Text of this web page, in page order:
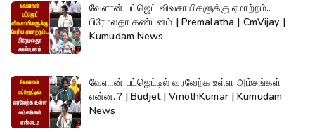
வேளான் பட்ஜெட் விவசாயிகளுக்கு ஏமாற்றம்..
பிரேமலதா கண்டனம் | Premalatha | CmVijay |
Kumudam News
வேளான் பட்ஜெட்டில் வரவேற்க உள்ள அம்சங்கள்
என்ன..? | Budjet | VinothKumar | Kumudam
News